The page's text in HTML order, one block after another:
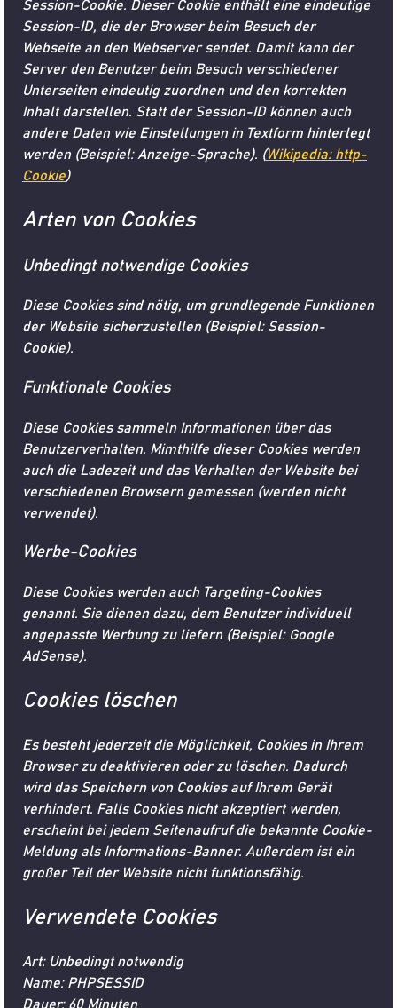
Session-Cookie. Dieser Cookie enthält eine eindeutige
Session-ID, die der Browser beim Besuch der
Webseite an den Webserver sendet. Damit kann der
Server den Benutzer beim Besuch verschiedener
Unterseiten eindeutig zuordnen und den korrekten
Inhalt darstellen. Statt der Session-ID können auch
andere Daten wie Einstellungen in Textform hinterlegt
werden (Beispiel: Anzeige-Sprache). (Wikipedia: http-
Cookie)
Arten von Cookies
Unbedingt notwendige Cookies
Diese Cookies sind nötig, um grundlegende Funktionen
der Website sicherzustellen (Beispiel: Session-
Cookie).
Funktionale Cookies
Diese Cookies sammeln Informationen über das
Benutzerverhalten. Mimthilfe dieser Cookies werden
auch die Ladezeit und das Verhalten der Website bei
verschiedenen Browsern gemessen (werden nicht
verwendet).
Werbe-Cookies
Diese Cookies werden auch Targeting-Cookies
genannt. Sie dienen dazu, dem Benutzer individuell
angepasste Werbung zu liefern (Beispiel: Google
AdSense).
Cookies löschen
Es besteht jederzeit die Möglichkeit, Cookies in Ihrem
Browser zu deaktivieren oder zu löschen. Dadurch
wird das Speichern von Cookies auf Ihrem Gerät
verhindert. Falls Cookies nicht akzeptiert werden,
erscheint bei jedem Seitenaufruf die bekannte Cookie-
Meldung als Informations-Banner. Außerdem ist ein
großer Teil der Website nicht funktionsfähig.
Verwendete Cookies
Art: Unbedingt notwendig
Name: PHPSESSID
Dauer: 60 Minuten